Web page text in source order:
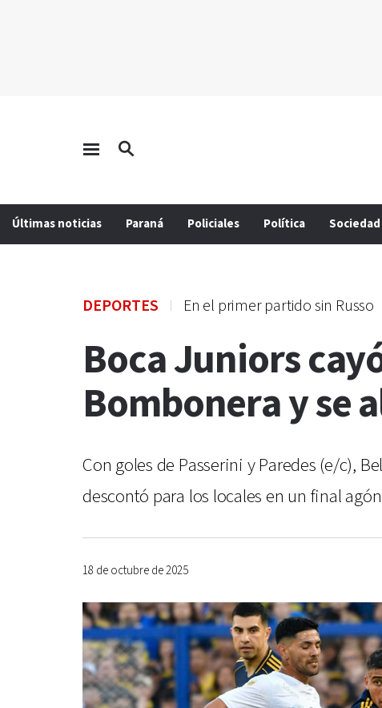
Últimas noticias Paraná Policiales Política Sociedad
DEPORTES En el primer partido sin Russo
Boca Juniors
Bombonera y se
Con goles de Passerini y Paredes (e/c),
descontó para los locales en un final
18 de octubre de 2025